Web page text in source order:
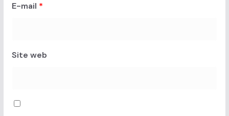
E-mail *
Site web